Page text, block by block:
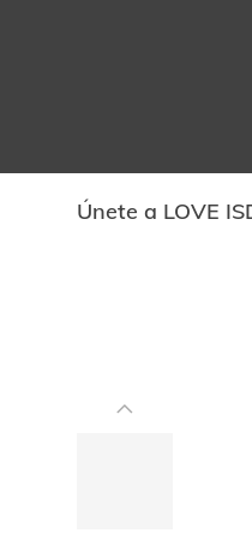
Únete a LOVE
carrusel